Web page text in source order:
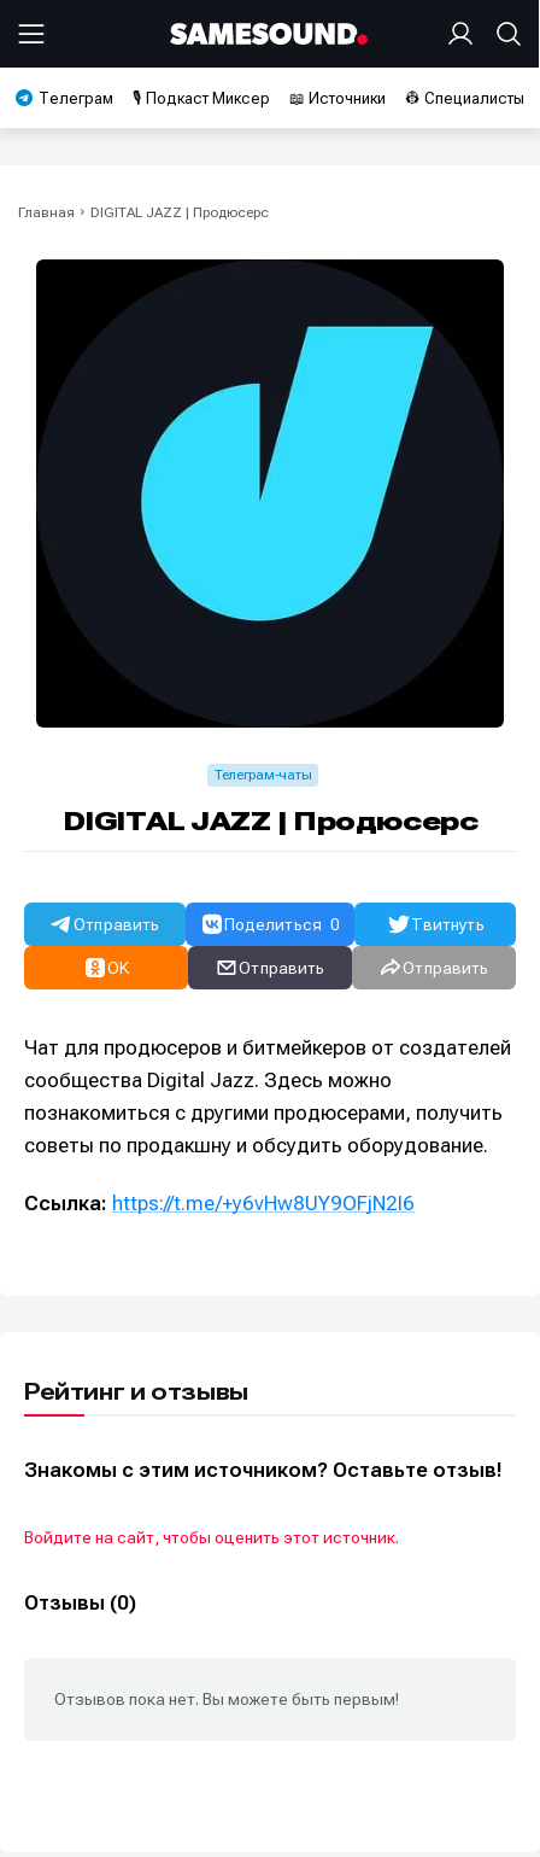
Телеграм 🎙️ Подкаст Миксер 📖 Источники 👷 Специалисты
Главная DIGITAL JAZZ | Продюсерс
Телеграм-чаты
DIGITAL JAZZ | Продюсерс
Отправить Поделиться 0 Твитнуть
OK Отправить Отправить
Чат для продюсеров и битмейкеров от создателей
сообщества Digital Jazz. Здесь можно
познакомиться с другими продюсерами, получить
советы по продакшну и обсудить оборудование.
Ссылка: https://t.me/+y6vHw8UY9OFjN2I6
Рейтинг и отзывы
Знакомы с этим источником? Оставьте отзыв!
Войдите на сайт, чтобы оценить этот источник.
Отзывы (0)
Отзывов пока нет. Вы можете быть первым!